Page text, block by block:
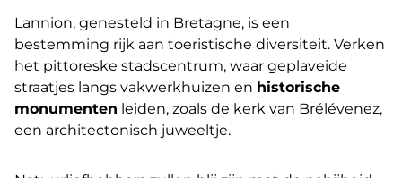
Lannion, genesteld in Bretagne, is een
bestemming rijk aan toeristische diversiteit. Verken
het pittoreske stadscentrum, waar geplaveide
straatjes langs vakwerkhuizen en historische
monumenten leiden, zoals de kerk van Brélévenez,
een architectonisch juweeltje.